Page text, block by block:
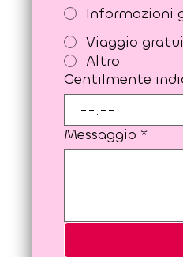
Informazioni
Viaggio
Altro
Gentilmente
:
Messaggio *